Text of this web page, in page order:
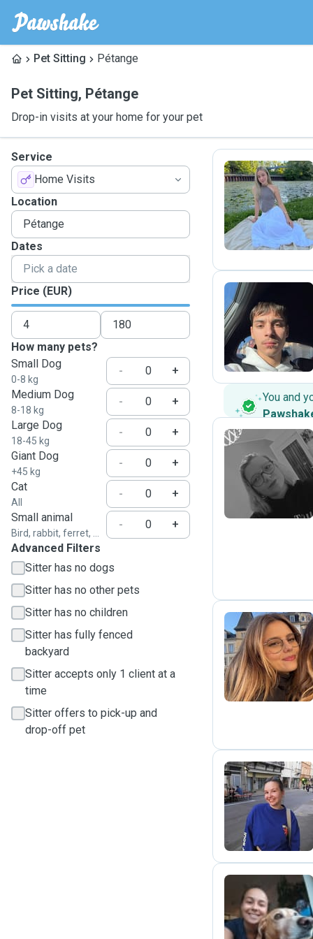
Pet Sitting Pétange
Pet Sitting, Pétange
Drop-in visits at your home for your pet
Service
Home Visits
Location
Dates
Price (EUR)
How many pets?
Small Dog
0-8 kg
-
+
Medium Dog
8-18 kg
-
+
Large Dog
18-45 kg
-
+
Giant Dog
+45 kg
-
+
Cat
All
-
+
Small animal
Bird, rabbit, ferret, ...
-
+
Advanced Filters
Sitter has no dogs
Sitter has no other pets
Sitter has no children
Sitter has fully fenced
backyard
Sitter accepts only 1 client at a
time
Sitter offers to pick-up and
drop-off pet
V
R
You and
A
C
Y
L